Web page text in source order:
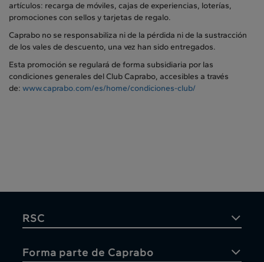
artículos: recarga de móviles, cajas de experiencias, loterías,
promociones con sellos y tarjetas de regalo.
Caprabo no se responsabiliza ni de la pérdida ni de la sustracción
de los vales de descuento, una vez han sido entregados.
Esta promoción se regulará de forma subsidiaria por las
condiciones generales del Club Caprabo, accesibles a través
de: www.caprabo.com/es/home/condiciones-club/
RSC
Forma parte de Caprabo